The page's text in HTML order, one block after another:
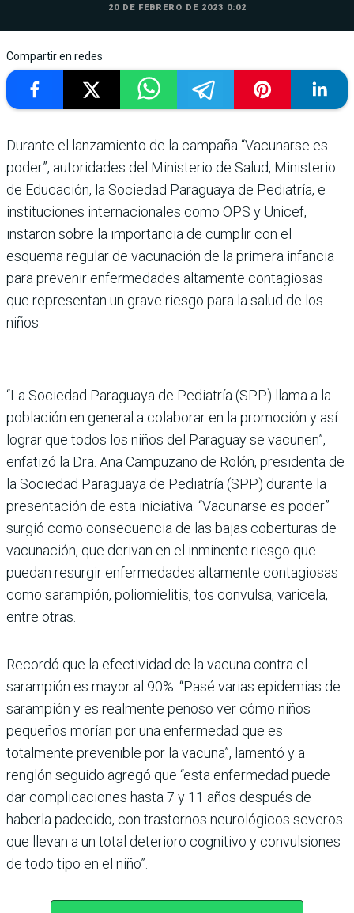
20 DE FEBRERO DE 2023 0:02
Compartir en redes
Durante el lanzamiento de la campaña “Vacunarse es
poder”, autoridades del Ministerio de Salud, Ministerio
de Educación, la Sociedad Paraguaya de Pediatría, e
instituciones internacionales como OPS y Unicef,
instaron sobre la importancia de cumplir con el
esquema regular de vacunación de la primera infancia
para prevenir enfermedades altamente contagiosas
que representan un grave riesgo para la salud de los
niños.
“La Sociedad Paraguaya de Pediatría (SPP) llama a la
población en general a colaborar en la promoción y así
lograr que todos los niños del Paraguay se vacunen”,
enfatizó la Dra. Ana Campuzano de Rolón, presidenta de
la Sociedad Paraguaya de Pediatría (SPP) durante la
presentación de esta iniciativa. “Vacunarse es poder”
surgió como consecuencia de las bajas coberturas de
vacunación, que derivan en el inminente riesgo que
puedan resurgir enfermedades altamente contagiosas
como sarampión, poliomielitis, tos convulsa, varicela,
entre otras.
Recordó que la efectividad de la vacuna contra el
sarampión es mayor al 90%. “Pasé varias epidemias de
sarampión y es realmente penoso ver cómo niños
pequeños morían por una enfermedad que es
totalmente prevenible por la vacuna”, lamentó y a
renglón seguido agregó que “esta enfermedad puede
dar complicaciones hasta 7 y 11 años después de
haberla padecido, con trastornos neurológicos severos
que llevan a un total deterioro cognitivo y convulsiones
de todo tipo en el niño”.